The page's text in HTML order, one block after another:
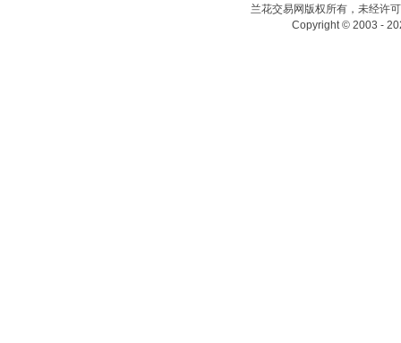
兰花交易网版权所有，未经许
Copyright © 2003 -